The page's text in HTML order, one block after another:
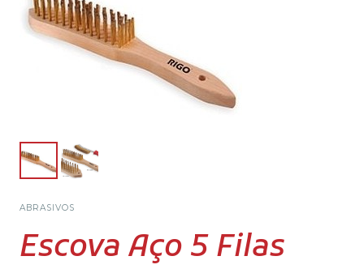
ABRASIVOS
Escova Aço 5 Filas